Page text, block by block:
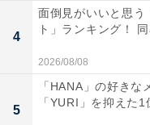
を堪能できると思っ
った声が集まりました
※回答者からのコメ
4
面倒見がいいと思う
ト」ランキング！
2026/08/08
5
「HANA」の好き
「YURI」を抑えた1